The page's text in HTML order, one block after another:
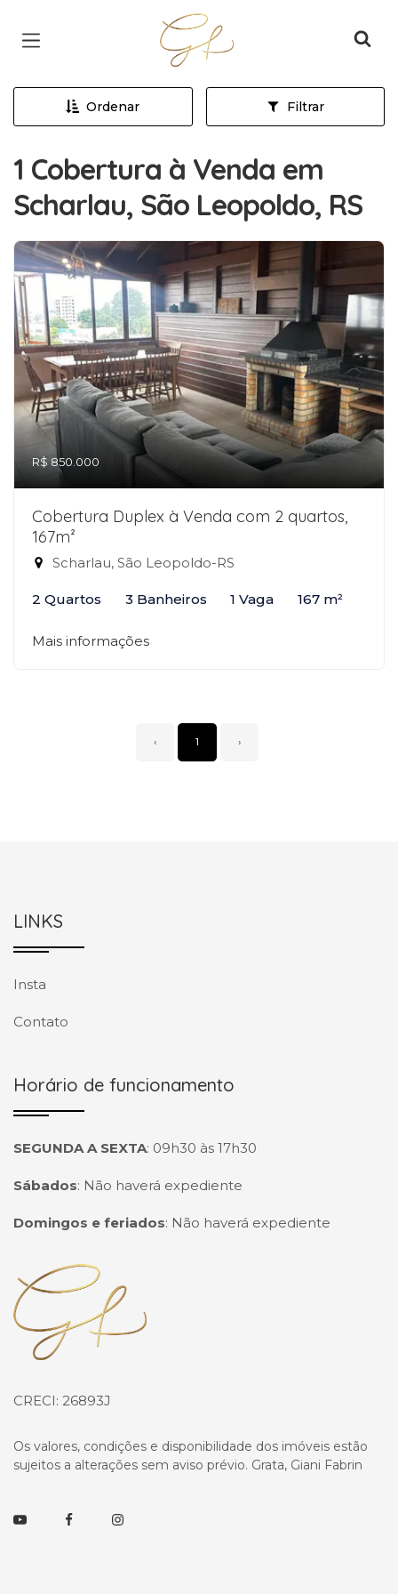
Página inicial
Ordenar Filtrar
1 Cobertura à Venda em
Scharlau, São Leopoldo, RS
R$ 850.000
Cobertura Duplex à Venda com 2 quartos,
167m²
Scharlau, São Leopoldo-RS
2 Quartos 3 Banheiros 1 Vaga 167 m²
Mais informações
‹ 1 ›
LINKS
Insta
Contato
Horário de funcionamento
SEGUNDA A SEXTA: 09h30 às 17h30
Sábados: Não haverá expediente
Domingos e feriados: Não haverá expediente
Página inicial
CRECI: 26893J
Os valores, condições e disponibilidade dos imóveis estão
sujeitos a alterações sem aviso prévio. Grata, Giani Fabrin
YoutubeFacebookInstagram